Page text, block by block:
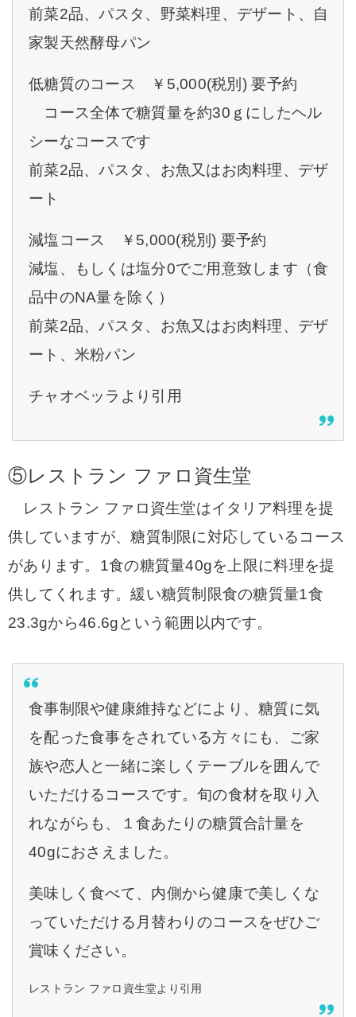
前菜2品、パスタ、野菜料理、デザート、自
家製天然酵母パン
低糖質のコース ￥5,000(税別) 要予約
コース全体で糖質量を約30ｇにしたヘル
シーなコースです
前菜2品、パスタ、お魚又はお肉料理、デザ
ート
減塩コース ￥5,000(税別) 要予約
減塩、もしくは塩分0でご用意致します（食
品中のNA量を除く）
前菜2品、パスタ、お魚又はお肉料理、デザ
ート、米粉パン
チャオベッラより引用
⑤レストラン ファロ資生堂
レストラン ファロ資生堂はイタリア料理を提
供していますが、糖質制限に対応しているコース
があります。 1食の糖質量40gを上限に料理を提
供してくれます。緩い糖質制限食の糖質量1食
23.3gから46.6gという範囲以内です。
食事制限や健康維持などにより、糖質に気
を配った食事をされている方々にも、ご家
族や恋人と一緒に楽しくテーブルを囲んで
いただけるコースです。旬の食材を取り入
れながらも、１食あたりの糖質合計量を
40gにおさえました。
美味しく食べて、内側から健康で美しくな
っていただける月替わりのコースをぜひご
賞味ください。
レストラン ファロ資生堂より引用